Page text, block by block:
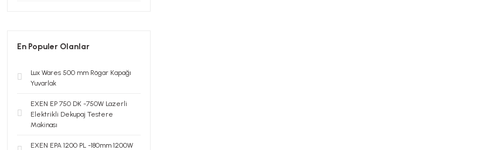
En Populer Olanlar
Lux Wares 500 mm Rögar Kapağı
Yuvarlak
EXEN EP 750 DK -750W Lazerli
Elektrikli Dekupaj Testere
Makinası
EXEN EPA 1200 PL -180mm 1200W